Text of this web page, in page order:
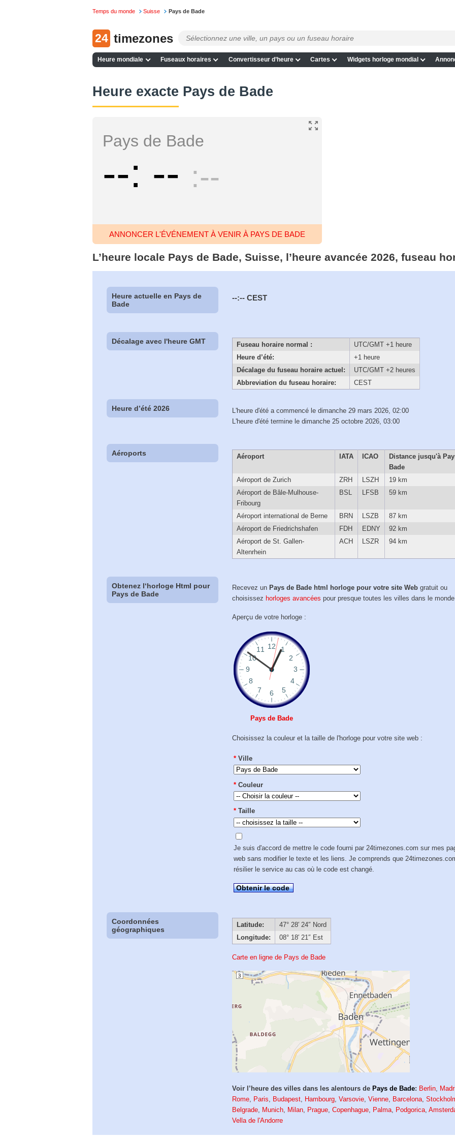
Temps du monde Suisse Pays de Bade
24 timezones
Heure mondiale Fuseaux horaires Convertisseur d’heure Cartes Widgets horloge mondial
Heure exacte Pays de Bade
Pays de Bade
-- -- --
ANNONCER L'ÉVÉNEMENT À VENIR À PAYS DE BADE
L’heure locale Pays de Bade, Suisse, l’heure avancée 2026, fuseau
Heure actuelle en Pays de
Bade
--:-- CEST
Décalage avec l'heure GMT Fuseau horaire normal :
UTC/GMT +1 heure
Heure d’été:
+1 heure
Décalage du fuseau horaire actuel:
UTC/GMT +2 heures
Abbreviation du fuseau horaire:
CEST
Heure d’été 2026
L'heure d'été a commencé le dimanche 29 mars 2026, 02:00
L'heure d'été termine le dimanche 25 octobre 2026, 03:00
Aéroports Aéroport IATA ICAO
Distance jusqu'à
Bade
Aéroport de Zurich
ZRH LSZH
19 km
Aéroport de Bâle-Mulhouse-
Fribourg
BSL LFSB 59 km
Aéroport international de Berne BRN LSZB
87 km
Aéroport de Friedrichshafen
FDH EDNY
92 km
Aéroport de St. Gallen-
Altenrhein
ACH LSZR 94 km
Obtenez l‘horloge Html pour
Pays de Bade
Recevez un Pays de Bade html horloge pour votre site Web gratuit ou
choisissez horloges avancées pour presque toutes les villes dans le
Aperçu de votre horloge :
Pays de Bade
Choisissez la couleur et la taille de l'horloge pour votre site web :
* Ville
* Couleur
* Taille
Je suis d'accord de mettre le code fourni par 24timezones.com sur mes
web sans modifier le texte et les liens. Je comprends que
résilier le service au cas où le code est changé.
Obtenir le code
Coordonnées
géographiques
Latitude:
47° 28′ 24″ Nord
Longitude:
08° 18′ 21″ Est
Carte en ligne de Pays de Bade
Voir l’heure des villes dans les alentours de Pays de Bade: Berlin,
Rome, Paris, Budapest, Hambourg,Varsovie,Vienne, Barcelona,
Belgrade, Munich, Milan, Prague,Copenhague, Palma, Podgorica,
Vella de l'Andorre